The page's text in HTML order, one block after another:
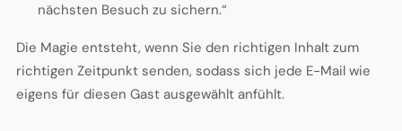
nächsten Besuch zu sichern.“
Die Magie entsteht, wenn Sie den richtigen Inhalt zum
richtigen Zeitpunkt senden, sodass sich jede E-Mail wie
eigens für diesen Gast ausgewählt anfühlt.